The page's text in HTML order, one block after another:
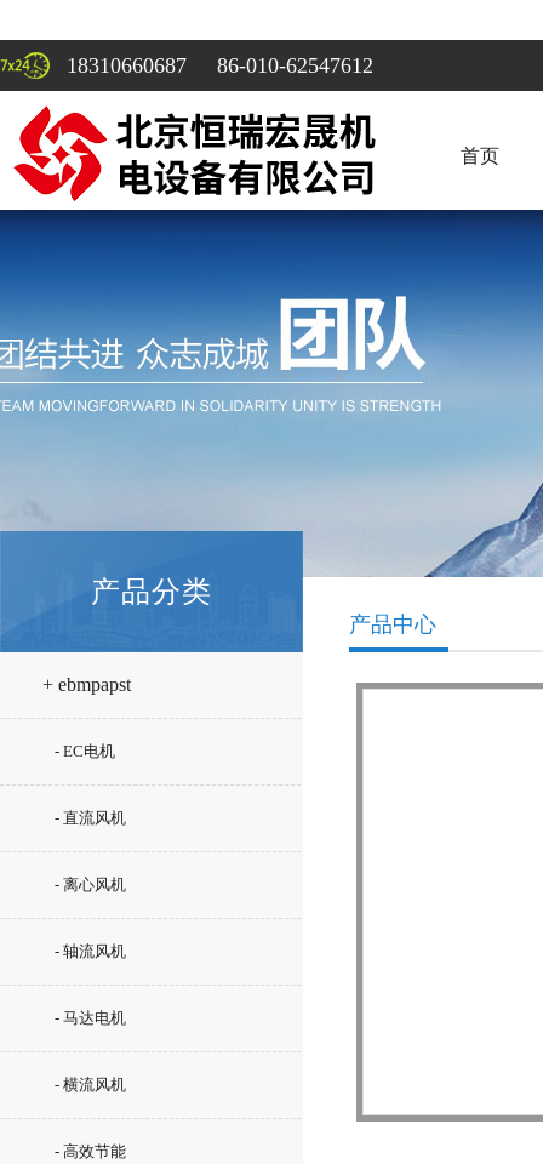
18310660687 86-010-62547612
首页
产品分类
+ ebmpapst
- EC电机
- 直流风机
- 离心风机
- 轴流风机
- 马达电机
- 横流风机
- 高效节能
产品中心